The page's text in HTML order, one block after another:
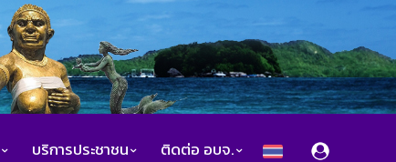
บริการประชาชน ติดต่อ อบจ.